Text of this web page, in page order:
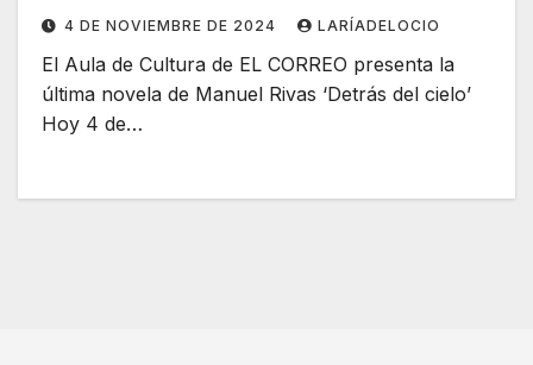
4 DE NOVIEMBRE DE 2024 LARÍADELOCIO
El Aula de Cultura de EL CORREO presenta la
última novela de Manuel Rivas ‘Detrás del cielo’
Hoy 4 de…